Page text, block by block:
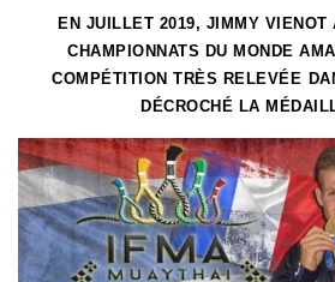
EN JUILLET 2019, JIMMY VIENOT
CHAMPIONNATS DU MONDE
COMPÉTITION TRÈS RELEVÉE
DÉCROCHÉ LA M É